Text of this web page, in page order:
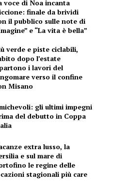
voce di Noa incanta
finale da brividi
il pubblico sulle note di
e “La vita è bella”
verde e piste ciclabili,
dopo l’estate
i lavori del
verso il confine
Misano
gli ultimi impegni
del debutto in Coppa
extra lusso, la
e sul mare di
le regine delle
stagionali più care